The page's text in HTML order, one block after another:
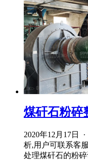
煤矸石粉碎
2020年12月17日
析,用户可联系客
处理煤矸石的粉